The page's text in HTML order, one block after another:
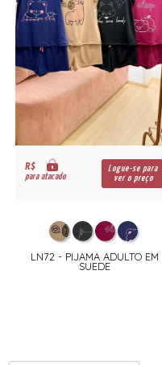
R$
para atacado
Logue-se para
ver o preço
LN72 - PIJAMA ADULTO EM
SUEDE